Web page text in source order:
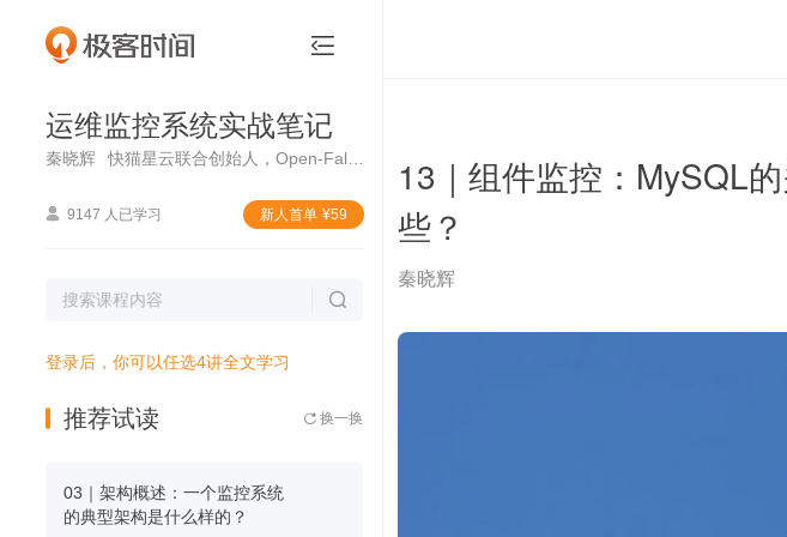

运维监控系统实战笔记
秦晓辉
 9147 人已学习 新⼈⾸单 ¥59

登录后，你可以任选4讲全文学习
推荐试读  换一换
03｜架构概述：一个监控系统
的典型架构是什么样的？
 运维监控系统实战笔记
13｜组件监控：MySQL
些？
秦晓辉